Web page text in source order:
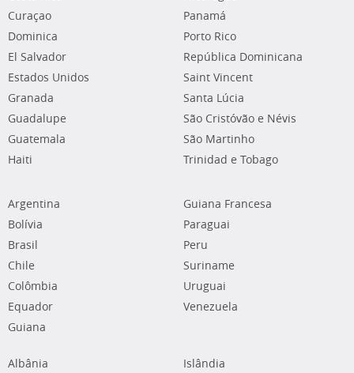
Curaçao
Dominica
El Salvador
Estados Unidos
Granada
Guadalupe
Guatemala
Haiti
Panamá
Porto Rico
República Dominicana
Saint Vincent
Santa Lúcia
São Cristóvão e Névis
São Martinho
Trinidad e Tobago
Argentina
Bolívia
Brasil
Chile
Colômbia
Equador
Guiana
Guiana Francesa
Paraguai
Peru
Suriname
Uruguai
Venezuela
Albânia
Islândia